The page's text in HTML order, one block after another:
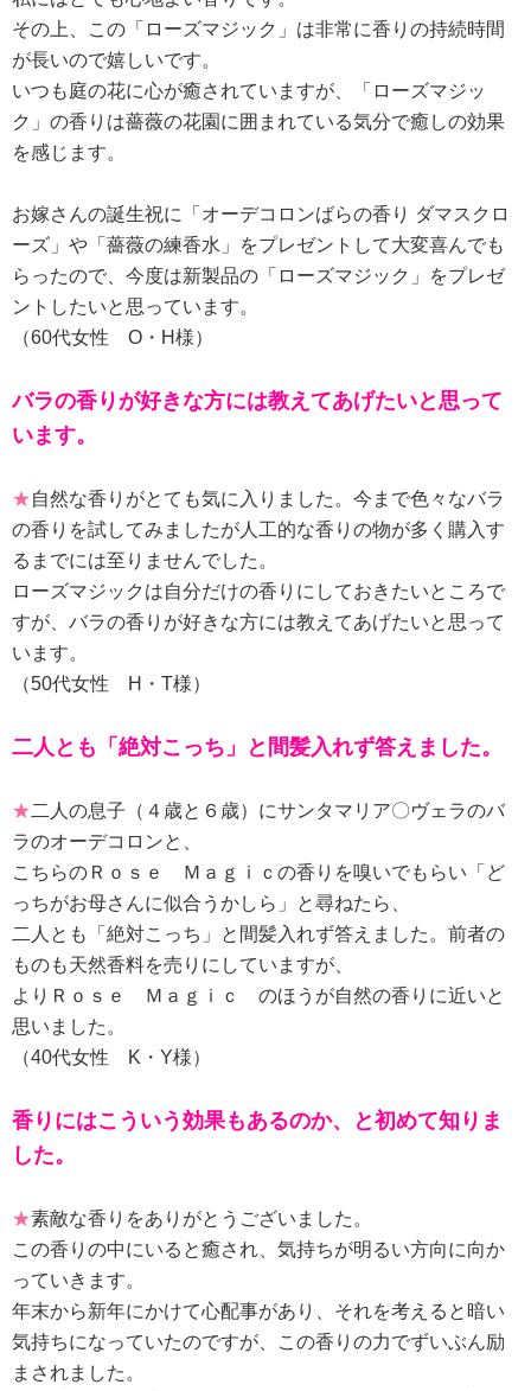
その上、この「ローズマジック」は非常に香りの持続時間
が長いので嬉しいです。
いつも庭の花に心が癒されていますが、「ローズマジッ
ク」の香りは薔薇の花園に囲まれている気分で癒しの効果
を感じます。
お嫁さんの誕生祝に「オーデコロンばらの香り ダマスクロ
ーズ」や「薔薇の練香水」をプレゼントして大変喜んでも
らったので、今度は新製品の「ローズマジック」をプレゼ
ントしたいと思っています。
（60代女性 O・H様）
バラの香りが好きな方には教えてあげたいと思って
います。
★自然な香りがとても気に入りました。今まで色々なバラ
の香りを試してみましたが人工的な香りの物が多く購入す
るまでには至りませんでした。
ローズマジックは自分だけの香りにしておきたいところで
すが、バラの香りが好きな方には教えてあげたいと思って
います。
（50代女性 H・T様）
二人とも「絶対こっち」と間髪入れず答えました。
★二人の息子（４歳と６歳）にサンタマリア〇ヴェラのバ
ラのオーデコロンと、
こちらのＲｏｓｅ Ｍａｇｉｃの香りを嗅いでもらい「ど
っちがお母さんに似合うかしら」と尋ねたら、
二人とも「絶対こっち」と間髪入れず答えました。前者の
ものも天然香料を売りにしていますが、
よりＲｏｓｅ Ｍａｇｉｃ のほうが自然の香りに近いと
思いました。
（40代女性 K・Y様）
香りにはこういう効果もあるのか、と初めて知りま
した。
★素敵な香りをありがとうございました。
この香りの中にいると癒され、気持ちが明るい方向に向か
っていきます。
年末から新年にかけて心配事があり、それを考えると暗い
気持ちになっていたのですが、この香りの力でずいぶん励
まされました。